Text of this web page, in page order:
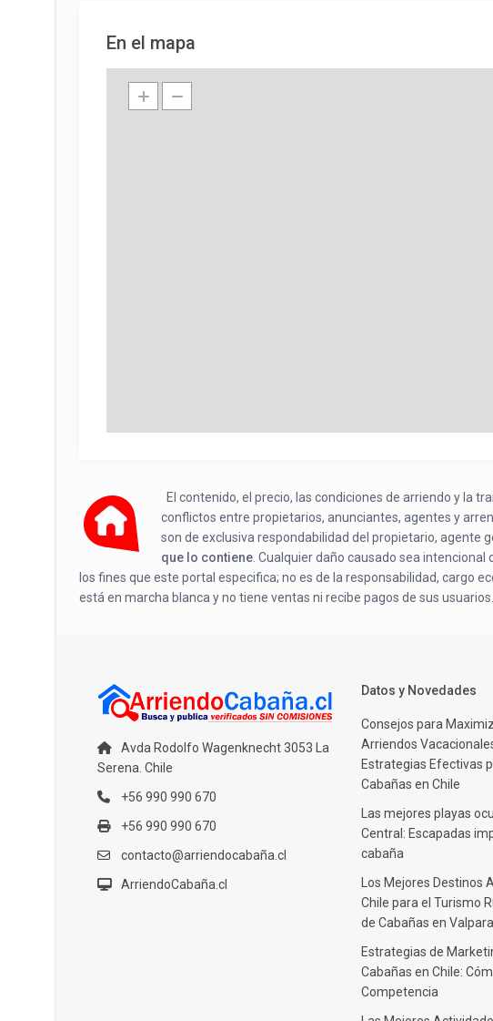
En el mapa
El contenido, el precio, las condiciones de arriendo y la
conflictos entre propietarios, anunciantes, agentes y
son de exclusiva respondabilidad del propietario, agente
que lo contiene . Cualquier daño causado sea
los fines que este portal especifica; no es de la responsabilidad, cargo
está en marcha blanca y no tiene ventas ni recibe pagos de sus
Avda Rodolfo Wagenknecht 3053 La
Serena. Chile
+56 990 990 670
+56 990 990 670
contacto@arriendocabaña.cl
ArriendoCabaña.cl
Datos y Novedades
Consejos para
Arriendos
Estrategias Efectivas
Cabañas en Chile
Las mejores playas
Central: Escapadas
cabaña
Los Mejores Destinos
Chile para el Turismo
de Cabañas en
Estrategias de
Cabañas en Chile:
Competencia